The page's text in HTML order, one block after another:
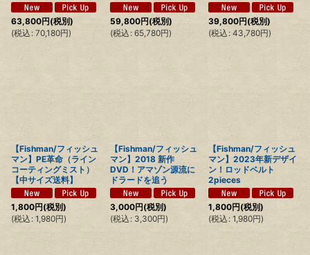
63,800円(税別)
(税込 : 70,180円)
59,800円(税別)
(税込 : 65,780円)
39,800円(税別)
(税込 : 43,780円)
【Fishman/フィッシュ
マン】PE革命（ライン
コーティングミスト）
【中サイズ送料】
1,800円(税別)
(税込 : 1,980円)
【Fishman/フィッシュ
マン】2018 新作
DVD！アマゾン源流に
ドラードを追う
3,000円(税別)
(税込 : 3,300円)
【Fishman/フィッシュ
マン】2023年新デザイ
ン！ロッドベルト
2pieces
1,800円(税別)
(税込 : 1,980円)